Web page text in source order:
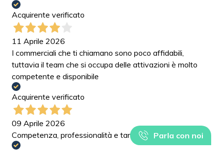
Acquirente verificato
11 Aprile 2026
I commerciali che ti chiamano sono poco affidabili,
tuttavia il team che si occupa delle attivazioni è molto
competente e disponibile
Acquirente verificato
09 Aprile 2026
Competenza, professionalità e tanta disponibilità.
Parla con noi